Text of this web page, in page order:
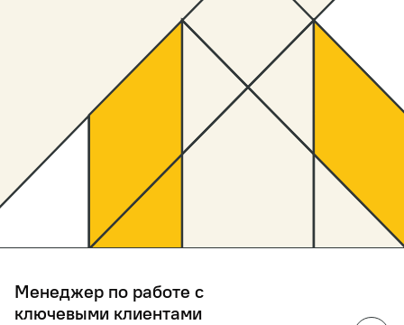
Менеджер по работе с
ключевыми клиентами